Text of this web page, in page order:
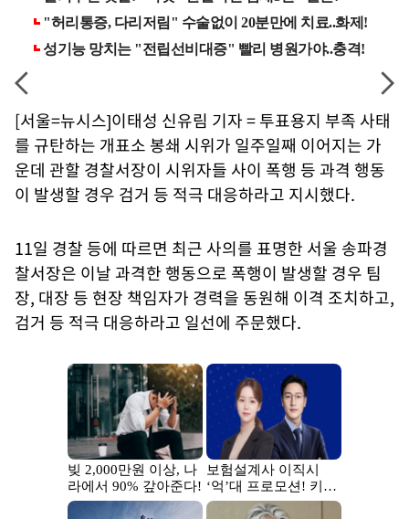
[서울=뉴시스]이태성 신유림 기자 = 투표용지 부족 사태
를 규탄하는 개표소 봉쇄 시위가 일주일째 이어지는 가
운데 관할 경찰서장이 시위자들 사이 폭행 등 과격 행동
이 발생할 경우 검거 등 적극 대응하라고 지시했다.
11일 경찰 등에 따르면 최근 사의를 표명한 서울 송파경
찰서장은 이날 과격한 행동으로 폭행이 발생할 경우 팀
장, 대장 등 현장 책임자가 경력을 동원해 이격 조치하고,
검거 등 적극 대응하라고 일선에 주문했다.